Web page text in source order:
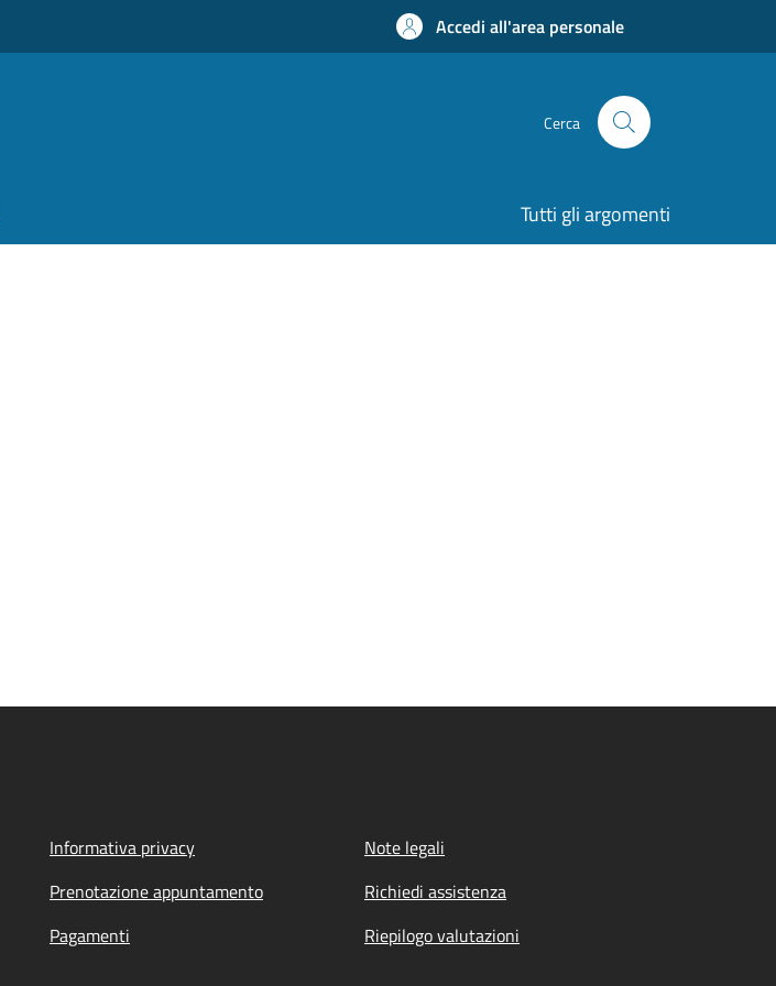
Accedi all'area personale
Cerca
Tutti gli argomenti
Informativa privacy
Note legali
Prenotazione appuntamento
Richiedi assistenza
Pagamenti
Riepilogo valutazioni